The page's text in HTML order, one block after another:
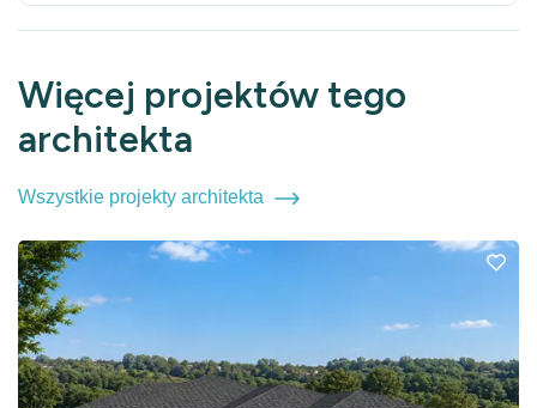
Więcej projektów tego
architekta
Wszystkie projekty architekta